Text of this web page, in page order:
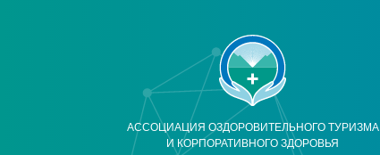
АССОЦИАЦИЯ ОЗДОРОВИТЕЛЬНОГО ТУРИЗМА
И КОРПОРАТИВНОГО ЗДОРОВЬЯ